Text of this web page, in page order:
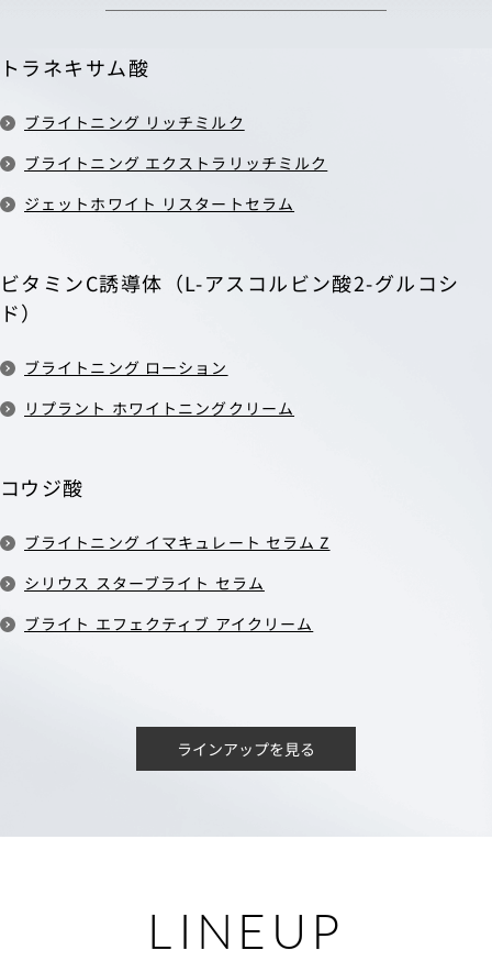
トラネキサム酸
ブライトニング リッチミルク
ブライトニング エクストラリッチミルク
ジェットホワイト リスタートセラム
ビタミンC誘導体（L-アスコルビン酸2-グルコシ
ド）
ブライトニング ローション
リプラント ホワイトニングクリーム
コウジ酸
ブライトニング イマキュレート セラム Z
シリウス スターブライト セラム
ブライト エフェクティブ アイクリーム
ラインアップを見る
LINEUP